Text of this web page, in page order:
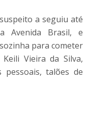
a seguiu até
Avenida Brasil, e
para cometer
Vieira da Silva,
pessoais, talões de